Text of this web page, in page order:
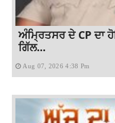
ਅੰਮ੍ਰਿਤਸਰ ਦੇ CP ਦਾ
ਗਿੱਲ...
Aug 07, 2026 4:38 Pm